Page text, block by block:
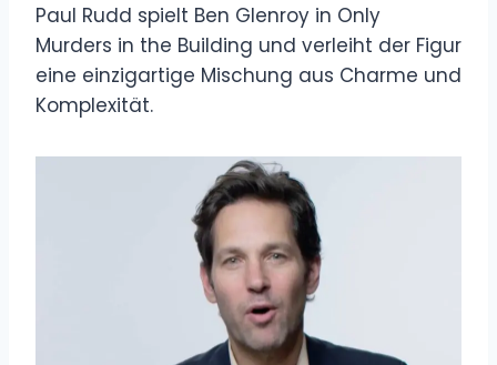
Paul Rudd spielt Ben Glenroy in Only
Murders in the Building und verleiht der Figur
eine einzigartige Mischung aus Charme und
Komplexität.